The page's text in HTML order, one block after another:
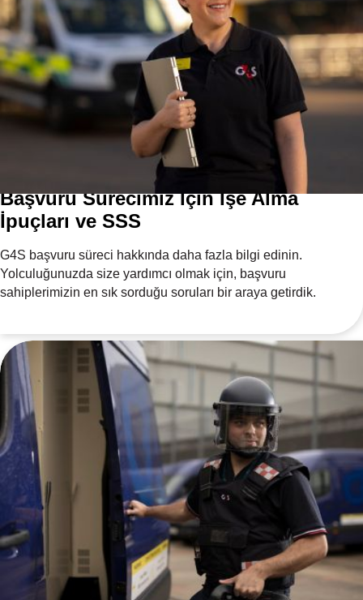
Başvuru Sürecimiz İçin İşe Alma
İpuçları ve SSS
G4S başvuru süreci hakkında daha fazla bilgi edinin.
Yolculuğunuzda size yardımcı olmak için, başvuru
sahiplerimizin en sık sorduğu soruları bir araya getirdik.